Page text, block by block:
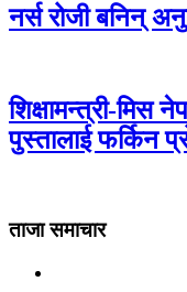
नर्स रोजी बनिन्
शिक्षामन्त्री-मिस
पुस्तालाई फर्किन
ताजा समाचार